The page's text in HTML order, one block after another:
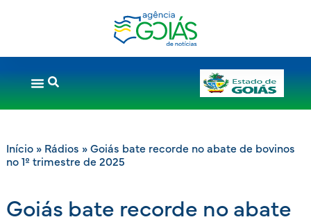
Início» Rádios » Goiás bate recorde no abate de bovinos
no 1º trimestre de 2025
Goiás bate recorde no abate